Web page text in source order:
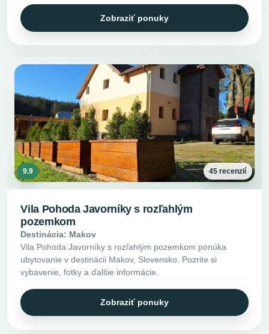
Zobraziť ponuky
9.9 45 recenzií
Vila Pohoda Javorníky s rozľahlým
pozemkom
Destinácia: Makov
Vila Pohoda Javorníky s rozľahlým pozemkom ponúka
ubytovanie v destinácii Makov, Slovensko. Pozrite si
vybavenie, fotky a ďalšie informácie.
Zobraziť ponuky